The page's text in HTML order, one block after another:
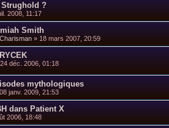
Strughold ?
2008, 11:17
Smith
» 18 mars 2007, 20:59
24 déc. 2006, 01:18
mythologiques
08 janv. 2009, 21:53
dans Patient X
2006, 18:48